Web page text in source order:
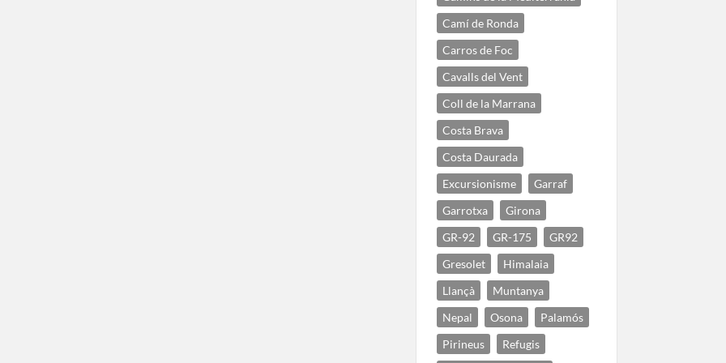
Camí de Ronda
Carros de Foc
Cavalls del Vent
Coll de la Marrana
Costa Brava
Costa Daurada
Excursionisme
Garraf
Garrotxa
Girona
GR-92
GR-175
GR92
Gresolet
Himalaia
Llançà
Muntanya
Nepal
Osona
Palamós
Pirineus
Refugis